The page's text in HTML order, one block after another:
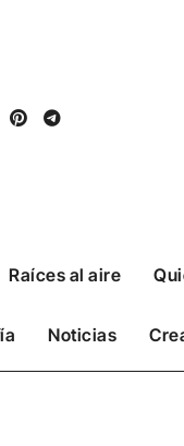
Raíces al aire
Noticias